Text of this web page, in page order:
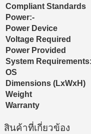
Compliant Standards
Power:-
Power Device
Voltage Required
Power Provided
System
OS
Dimensions (LxWxH)
Weight
Warranty
สินค้าที่เกี่ยวข้อง